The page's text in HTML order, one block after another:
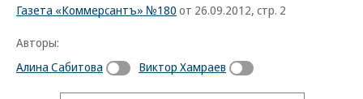
Газета «Коммерсантъ» №180 от 26.09.2012, стр. 2
Авторы:
Алина Сабитова
Виктор Хамраев